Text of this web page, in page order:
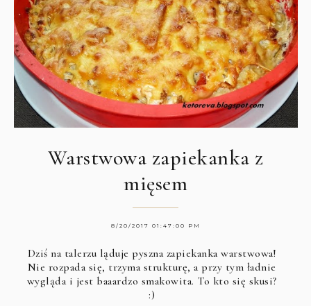
Warstwowa zapiekanka z
mięsem
8/20/2017 01:47:00 PM
Dziś na talerzu ląduje pyszna zapiekanka warstwowa!
Nie rozpada się, trzyma strukturę, a przy tym ładnie
wygląda i jest baaardzo smakowita. To kto się skusi?
:)